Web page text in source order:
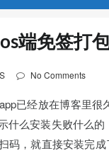
端免签打
No Comments
已经放在博客里
什么安装失败什么
码，就直接安装完